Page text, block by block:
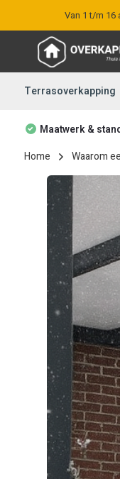
Van 1 t/m
Terrasoverkapping
Maatwerk &
Home
Waarom